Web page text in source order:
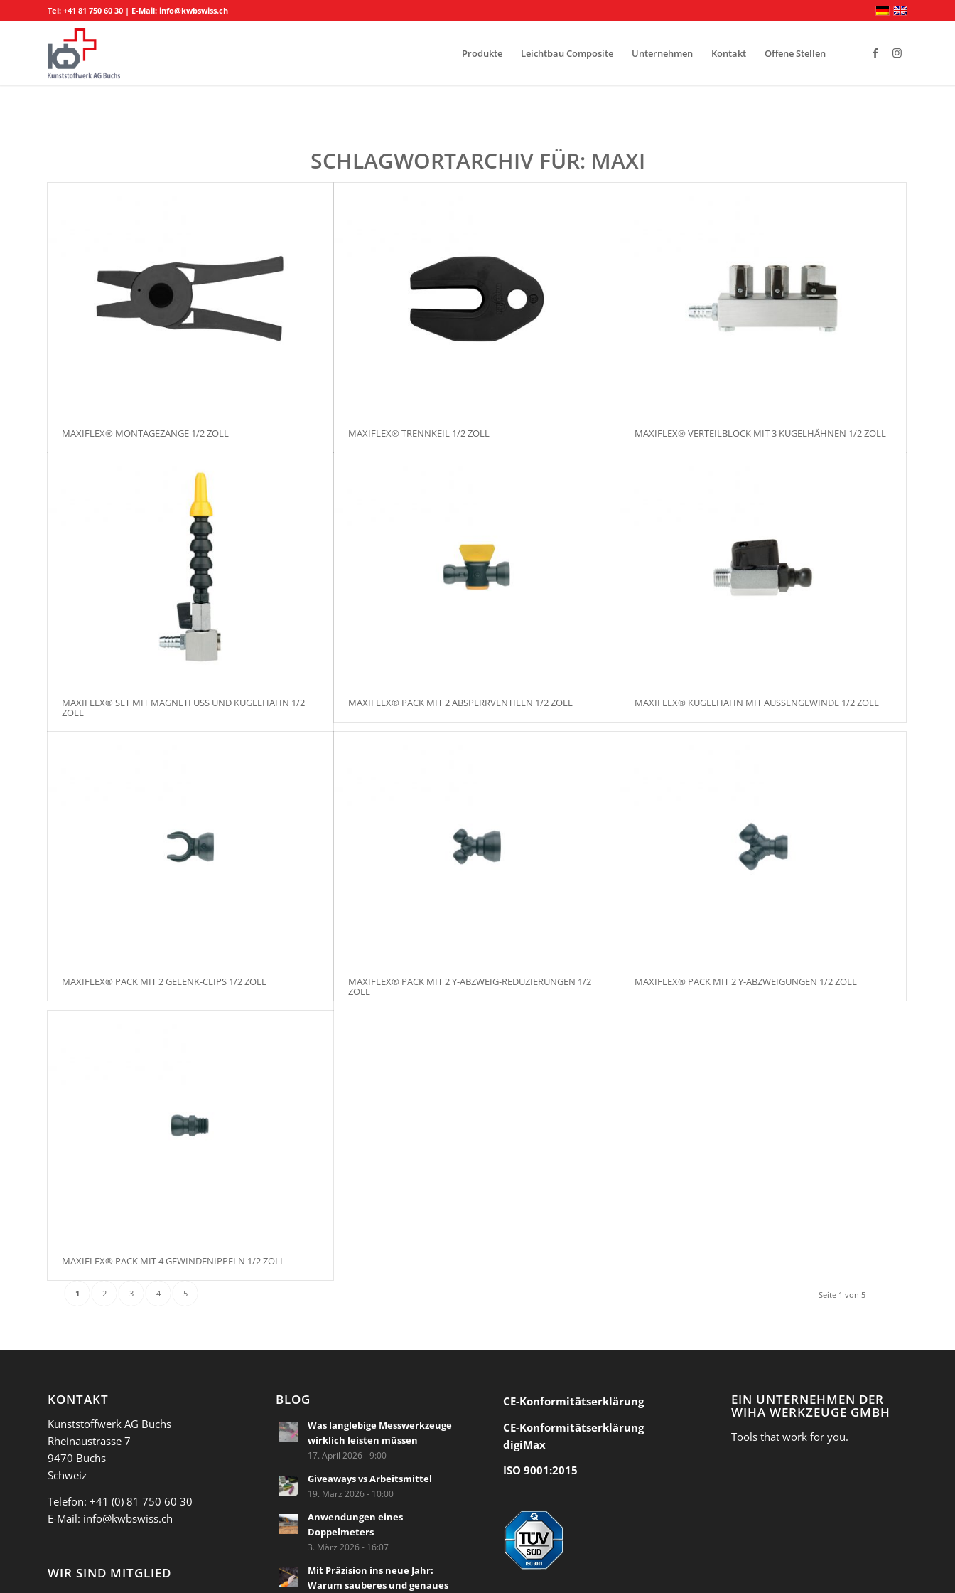
Tel: +41 81 750 60 30 | E-Mail: info@kwbswiss.ch
Produkte Leichtbau Composite Unternehmen Kontakt Offene Stellen
SCHLAGWORTARCHIV FÜR: MAXI
MAXIFLEX® MONTAGEZANGE 1/2 ZOLL MAXIFLEX® TRENNKEIL 1/2 ZOLL MAXIFLEX® VERTEILBLOCK MIT 3 KUGELHÄHNEN 1/2 ZOLL
MAXIFLEX® SET MIT MAGNETFUSS UND KUGELHAHN 1/2
ZOLL
MAXIFLEX® PACK MIT 2 ABSPERRVENTILEN 1/2 ZOLL MAXIFLEX® KUGELHAHN MIT AUSSENGEWINDE 1/2 ZOLL
MAXIFLEX® PACK MIT 2 GELENK-CLIPS 1/2 ZOLL MAXIFLEX® PACK MIT 2 Y-ABZWEIG-REDUZIERUNGEN 1/2
ZOLL
MAXIFLEX® PACK MIT 2 Y-ABZWEIGUNGEN 1/2 ZOLL
MAXIFLEX® PACK MIT 4 GEWINDENIPPELN 1/2 ZOLL
Seite 1 von 5
1 2 3 4 5
KONTAKT
Kunststoffwerk AG Buchs
Rheinaustrasse 7
9470 Buchs
Schweiz
Telefon: +41 (0) 81 750 60 30
E-Mail: info@kwbswiss.ch
WIR SIND MITGLIED
BLOG
Was langlebige Messwerkzeuge
wirklich leisten müssen
17. April 2026 - 9:00
Giveaways vs Arbeitsmittel
19. März 2026 - 10:00
Anwendungen eines
Doppelmeters
3. März 2026 - 16:07
Mit Präzision ins neue Jahr:
Warum sauberes und genaues
CE-Konformitätserklärung
CE-Konformitätserklärung
digiMax
ISO 9001:2015
EIN UNTERNEHMEN DER
WIHA WERKZEUGE GMBH
Tools that work for you.